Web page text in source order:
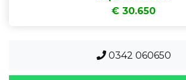
€ 30.650
0342 060650